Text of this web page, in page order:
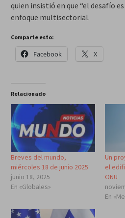
quien insistió en que “el desafío
enfoque multisectorial.
Comparte esto:
Facebook X
Relacionado
Breves del mundo,
miércoles 18 de junio 2025
junio 18, 2025
En «Globales»
Un
el
ONU
En